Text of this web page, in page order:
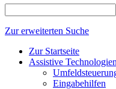
Zur erweiterten Suche
Zur Startseite
Assistive Technologien
Eingabehilfen